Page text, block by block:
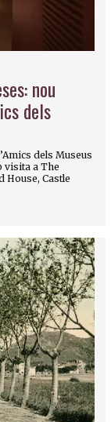
nou
dels
dels Museus
visita a The
House, Castle